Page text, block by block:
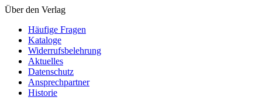
Über den Verlag
Häufige Fragen
Kataloge
Widerrufsbelehrung
Aktuelles
Datenschutz
Ansprechpartner
Historie